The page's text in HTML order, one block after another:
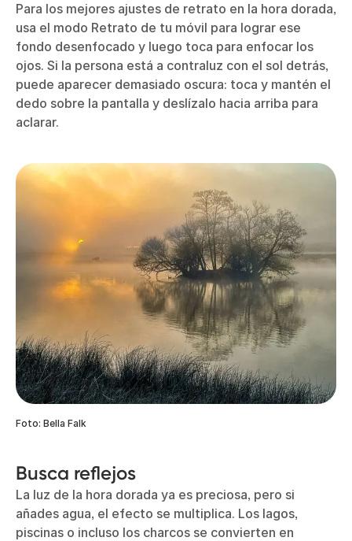
Para los mejores ajustes de retrato en la hora dorada,
usa el modo Retrato de tu móvil para lograr ese
fondo desenfocado y luego toca para enfocar los
ojos. Si la persona está a contraluz con el sol detrás,
puede aparecer demasiado oscura: toca y mantén el
dedo sobre la pantalla y deslízalo hacia arriba para
aclarar.
Foto: Bella Falk
Busca reflejos
La luz de la hora dorada ya es preciosa, pero si
añades agua, el efecto se multiplica. Los lagos,
piscinas o incluso los charcos se convierten en